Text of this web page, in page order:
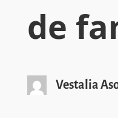
de
Vestalia